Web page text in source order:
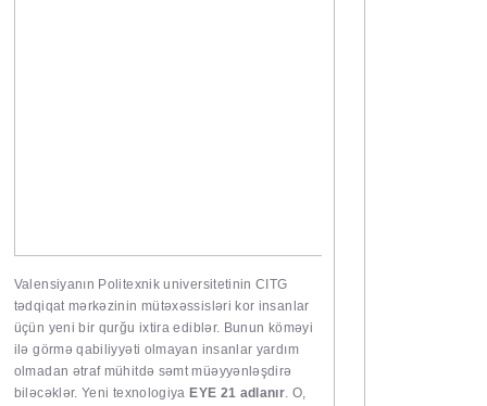
Valensiyanın Politexnik universitetinin CITG
tədqiqat mərkəzinin mütəxəssisləri kor insanlar
üçün yeni bir qurğu ixtira ediblər. Bunun köməyi
ilə görmə qabiliyyəti olmayan insanlar yardım
olmadan ətraf mühitdə səmt müəyyənləşdirə
biləcəklər. Yeni texnologiya EYE 21 adlanır. O,